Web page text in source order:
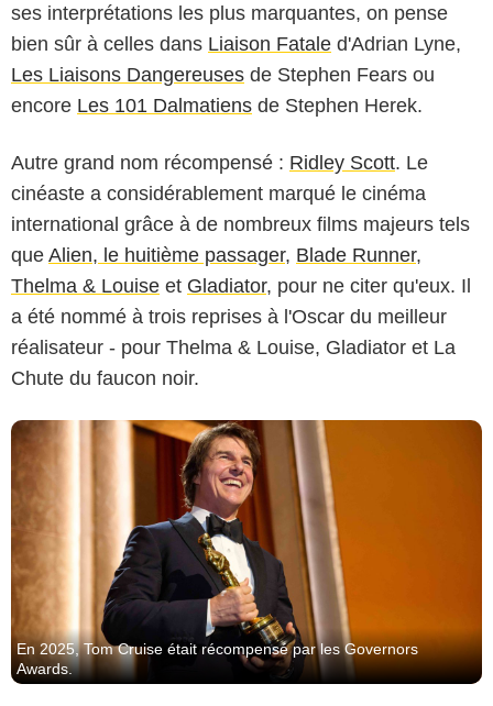
ses interprétations les plus marquantes, on pense
bien sûr à celles dans Liaison Fatale d'Adrian Lyne,
Les Liaisons Dangereuses de Stephen Fears ou
encore Les 101 Dalmatiens de Stephen Herek.
Autre grand nom récompensé : Ridley Scott. Le
cinéaste a considérablement marqué le cinéma
international grâce à de nombreux films majeurs tels
que Alien, le huitième passager, Blade Runner,
Thelma & Louise et Gladiator, pour ne citer qu'eux. Il
a été nommé à trois reprises à l'Oscar du meilleur
réalisateur - pour Thelma & Louise, Gladiator et La
Chute du faucon noir.
Photo Press Service / BESTIMAGE
En 2025, Tom Cruise était récompensé par les Governors
Awards.